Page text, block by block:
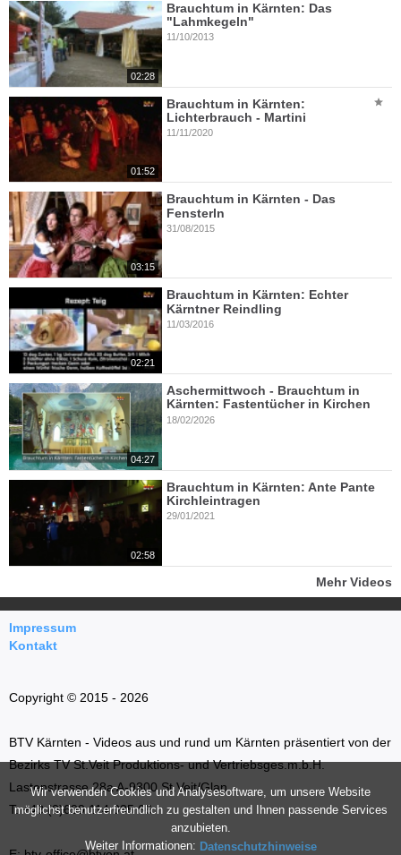
Wir verwenden Cookies und Analysesoftware, um unsere Website
möglichst benutzerfreundlich zu gestalten und Ihnen passende Services
anzubieten.
Weiter Informationen: Datenschutzhinweise
02:28
Brauchtum in Kärnten: Das
"Lahmkegeln"
11/10/2013
01:52
Brauchtum in Kärnten:
Lichterbrauch - Martini
11/11/2020
03:15
Brauchtum in Kärnten - Das
Fensterln
31/08/2015
02:21
Brauchtum in Kärnten: Echter
Kärntner Reindling
11/03/2016
04:27
Aschermittwoch - Brauchtum in
Kärnten: Fastentücher in Kirchen
18/02/2026
02:58
Brauchtum in Kärnten: Ante Pante
Kirchleintragen
29/01/2021
Mehr Videos
Impressum
Kontakt
Copyright © 2015 - 2026
BTV Kärnten - Videos aus und rund um Kärnten präsentiert von der
Bezirks TV St.Veit Produktions- und Vertriebsges.m.b.H.
Lastenstrasse 28a A-9300 St.Veit/Glan
T: +43 (0)699 114 035 66